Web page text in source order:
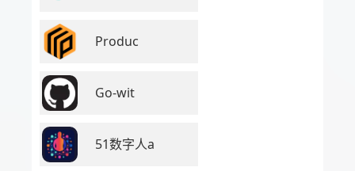
Produc
Go-wit
51数字人a